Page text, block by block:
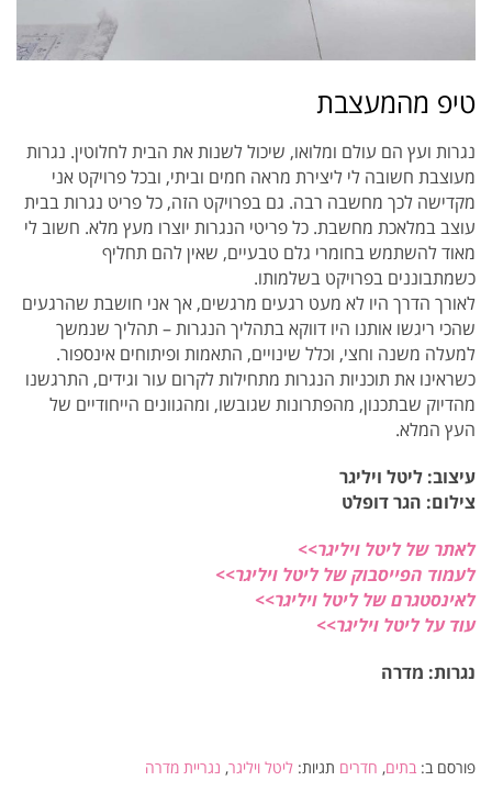
טיפ מהמעצבת
נגרות ועץ הם עולם ומלואו, שיכול לשנות את הבית לחלוטין. נגרות
מעוצבת חשובה לי ליצירת מראה חמים וביתי, ובכל פרויקט אני
מקדישה לכך מחשבה רבה. גם בפרויקט הזה, כל פריט נגרות בבית
עוצב במלאכת מחשבת. כל פריטי הנגרות יוצרו מעץ מלא. חשוב לי
מאוד להשתמש בחומרי גלם טבעיים, שאין להם תחליף
כשמתבוננים בפרויקט בשלמותו.
לאורך הדרך היו לא מעט רגעים מרגשים, אך אני חושבת שהרגעים
שהכי ריגשו אותנו היו דווקא בתהליך הנגרות – תהליך שנמשך
למעלה משנה וחצי, וכלל שינויים, התאמות ופיתוחים אינספור.
כשראינו את תוכניות הנגרות מתחילות לקרום עור וגידים, התרגשנו
מהדיוק שבתכנון, מהפתרונות שגובשו, ומהגוונים הייחודיים של
העץ המלא.
עיצוב: ליטל ויליגר
צילום: הגר דופלט
לאתר של ליטל ויליגר>>
לעמוד הפייסבוק של ליטל ויליגר>>
לאינסטגרם של ליטל ויליגר>>
עוד על ליטל ויליגר>>
נגרות: מדרה
פורסם ב: בתים, חדרים תגיות: ליטל ויליגר, נגריית מדרה